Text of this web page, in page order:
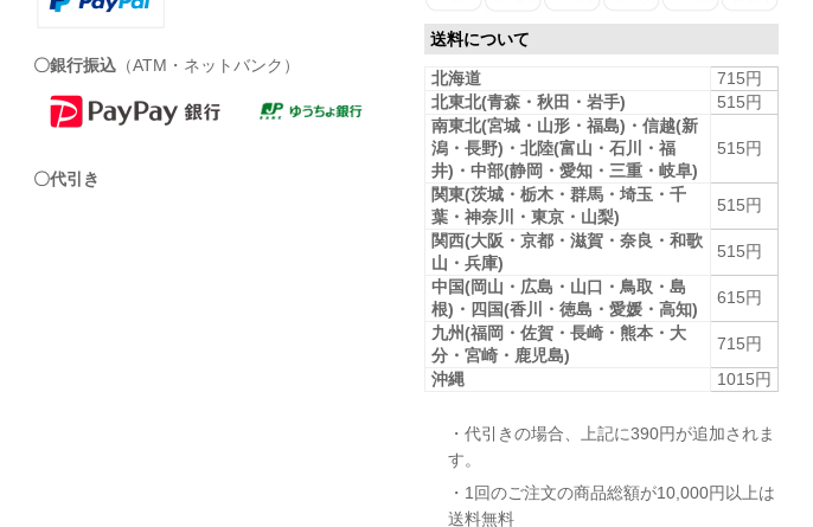
〇銀行振込 （ATM・ネットバンク）
〇代引き
送料について
北海道
715円
北東北(青森・秋田・岩手)
515円
南東北(宮城・山形・福島)・信越(新
潟・長野)・北陸(富山・石川・福
井)・中部(静岡・愛知・三重・岐阜)
515円
関東(茨城・栃木・群馬・埼玉・千
葉・神奈川・東京・山梨)
515円
関西(大阪・京都・滋賀・奈良・和歌
山・兵庫)
515円
中国(岡山・広島・山口・鳥取・島
根)・四国(香川・徳島・愛媛・高知)
615円
九州(福岡・佐賀・長崎・熊本・大
分・宮崎・鹿児島)
715円
沖縄
1015円
・代引きの場合、上記に390円が追加されま
す。
・1回のご注文の商品総額が10,000円以上は
送料無料